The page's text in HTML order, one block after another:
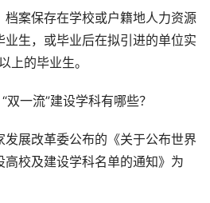
档案保存在学校或户籍地人力资源
生，或毕业后在拟引进的单位实
上的毕业生。
双一流”建设学科有哪些？
展改革委公布的《关于公布世界
校及建设学科名单的通知》为